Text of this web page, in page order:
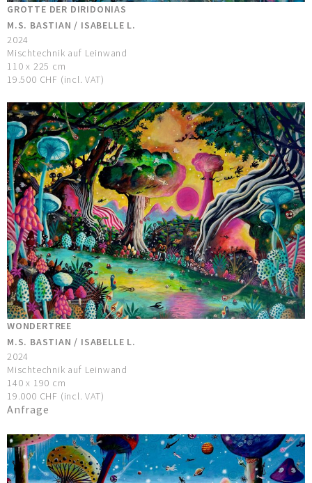
GROTTE DER DIRIDONIAS
M.S. BASTIAN / ISABELLE L.
2024
Mischtechnik auf Leinwand
110 x 225 cm
19.500 CHF (incl. VAT)
WONDERTREE
M.S. BASTIAN / ISABELLE L.
2024
Mischtechnik auf Leinwand
140 x 190 cm
19.000 CHF (incl. VAT)
Anfrage